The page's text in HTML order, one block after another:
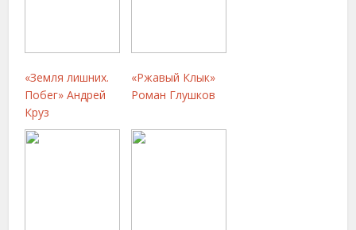
«Земля лишних.
Побег» Андрей
Круз
«Ржавый Клык»
Роман Глушков